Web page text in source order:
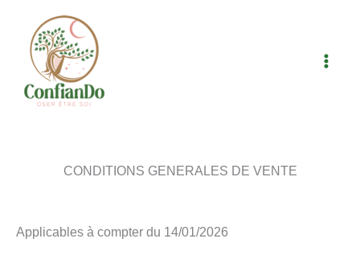
contenu
CONDITIONS GENERALES DE VENTE
Applicables à compter du 14/01/2026